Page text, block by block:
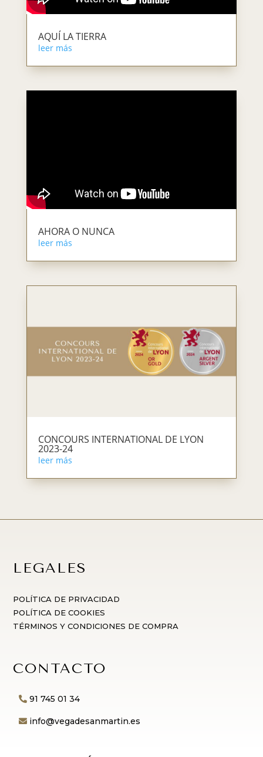
AQUÍ LA TIERRA
leer más
AHORA O NUNCA
leer más
CONCOURS INTERNATIONAL DE LYON
2023-24
leer más
LEGALES
POLÍTICA DE PRIVACIDAD
POLÍTICA DE COOKIES
TÉRMINOS Y CONDICIONES DE COMPRA
CONTACTO
91 745 01 34
info@vegadesanmartin.es